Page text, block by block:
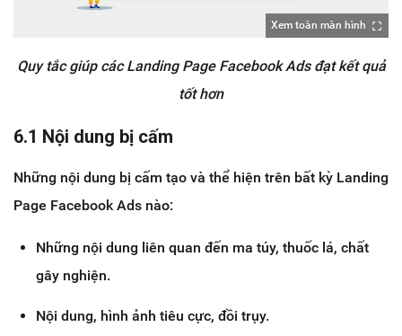
Xem toàn màn hình
Quy tắc giúp các Landing Page Facebook Ads đạt kết quả
tốt hơn
6.1 Nội dung bị cấm
Những nội dung bị cấm tạo và thể hiện trên bất kỳ Landing
Page Facebook Ads nào:
Những nội dung liên quan đến ma túy, thuốc lá, chất
gây nghiện.
Nội dung, hình ảnh tiêu cực, đồi trụy.